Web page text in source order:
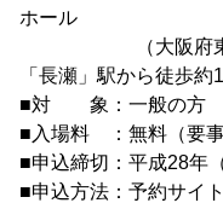
ホール
（大阪府東大阪
「長瀬」駅から徒歩約
■対 象：一般の方
■入場料 ：無料（要事
■申込締切：平成28年
■申込方法：予約サイ